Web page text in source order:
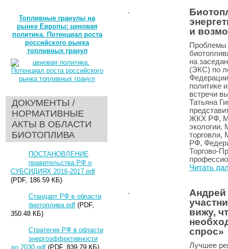
Топливные гранулы на
рынке Европы: ценовая
политика. Потенциал роста
российского рынка
топливных гранул
ДОКУМЕНТЫ /
НОРМАТИВНЫЕ
АКТЫ В ОБЛАСТИ
БИОТОПЛИВА
ПОСТАНОВЛЕНИЕ
правительства РФ о
СУБСИДИЯХ 2016-2017.pdf
(PDF, 186.59 КБ)
Стандарт РФ в области
биотоплива.pdf (PDF,
350.48 КБ)
Стратегия РФ в области
энергоэффективности
до 2030.pdf (PDF, 839.79 КБ)
и
Проблемы
на
(ЭКС) по
политике
встречи
Татьяна
ЖКХ РФ,
экологии,
торговли,
РФ,
Торгово-
Читать
Андрей
вижу,
спрос»
Лучшее